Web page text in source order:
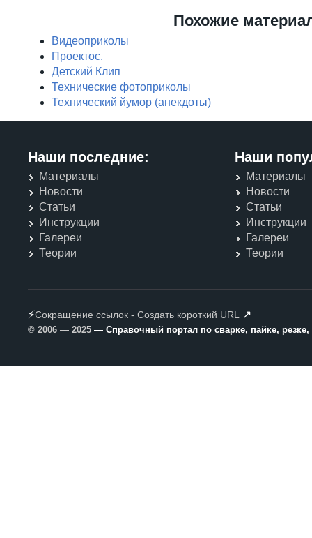
Похожие
Видеоприколы
Проектос.
Детский Клип
Технические фотоприколы
Технический йумор (анекдоты)
Наши последние:
Материалы
Новости
Статьи
Инструкции
Галереи
Теории
Наши
Материалы
Новости
Статьи
Инструкции
Галереи
Теории
⚡Сокращение ссылок - Создать короткий URL ↗
© 2006 — 2025 — Справочный портал по сварке, пайке,